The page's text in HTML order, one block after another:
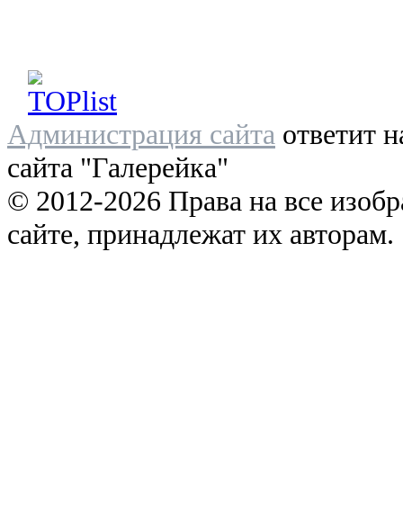
Администрация сайта ответит
сайта "Галерейка"
© 2012-2026 Права на все
сайте, принадлежат их авторам.